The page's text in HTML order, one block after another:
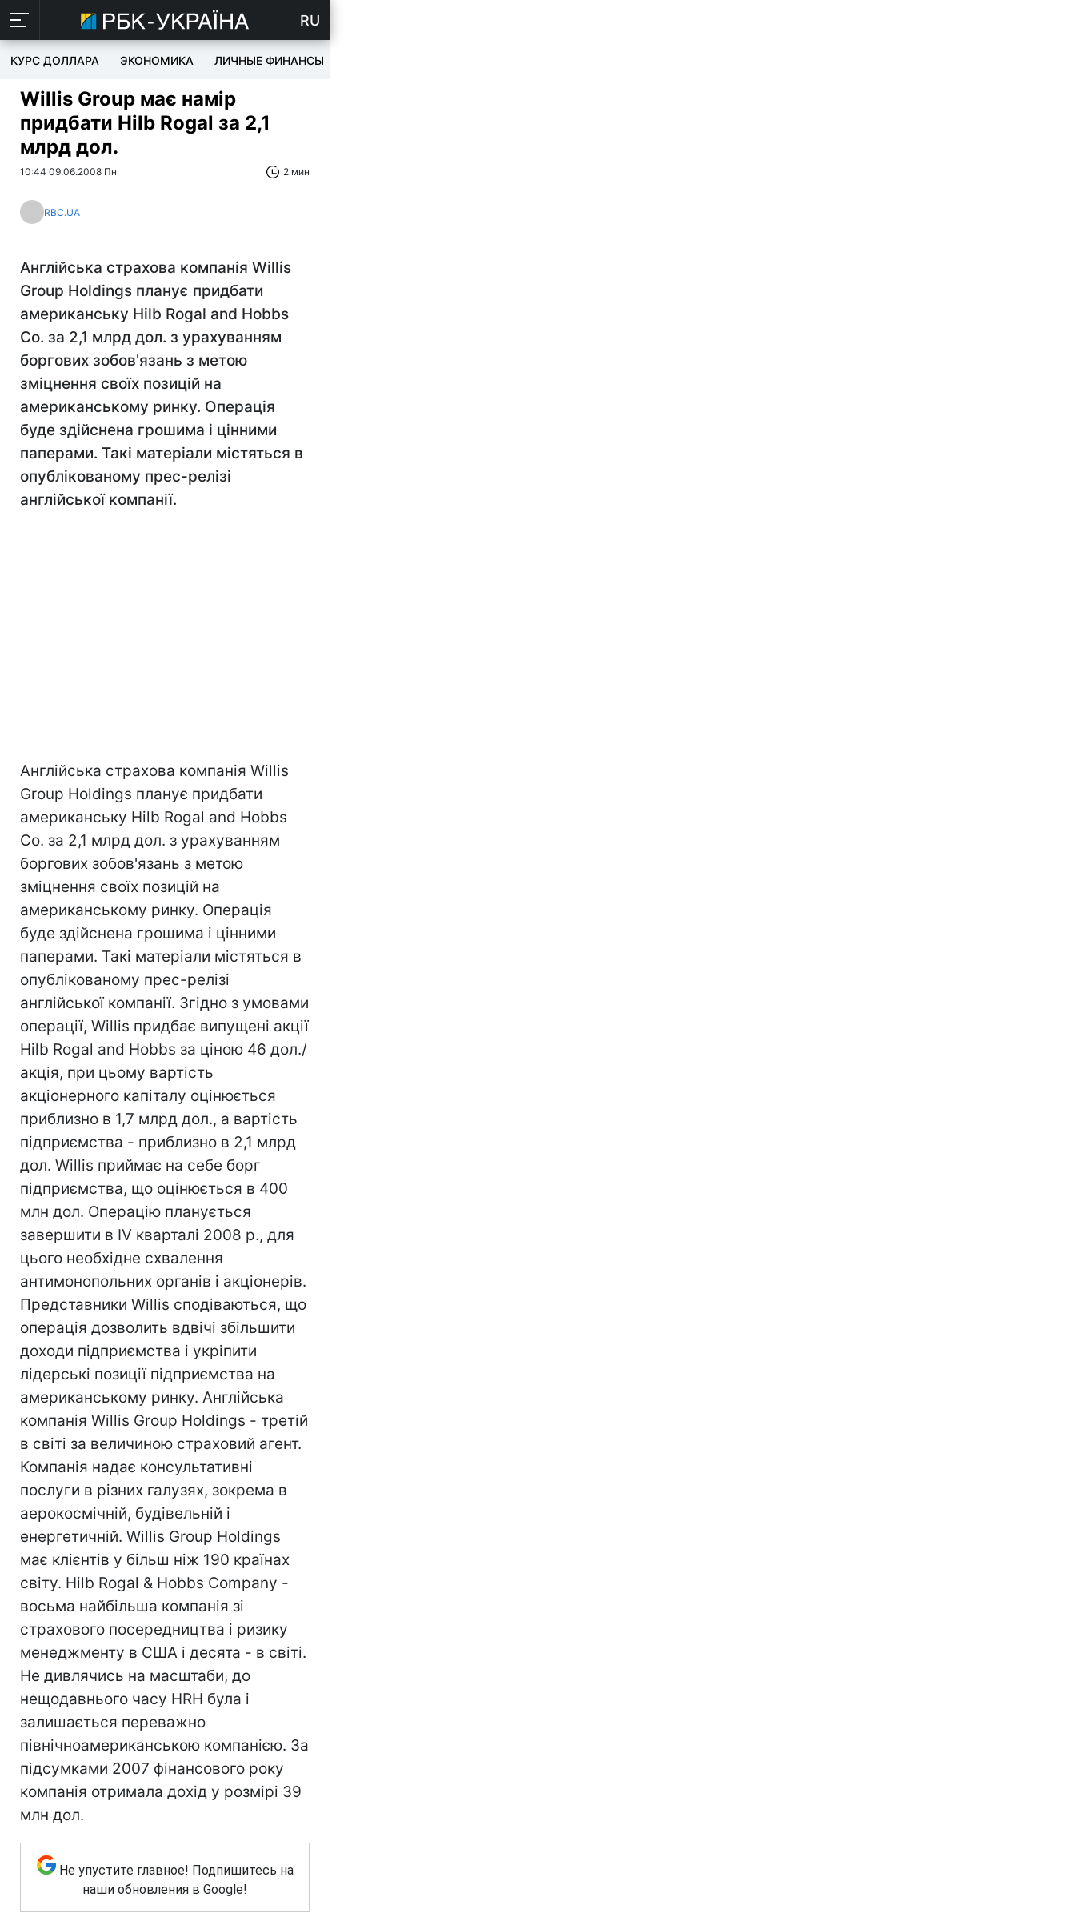
RU
КУРС ДОЛЛАРА ЭКОНОМИКА ЛИЧНЫЕ ФИНАНСЫ
Willis Group має намір
придбати Hilb Rogal за 2,1
млрд дол.
10:44 09.06.2008 Пн 2 мин
RBC.UA
Англійська страхова компанія Willis
Group Holdings планує придбати
американську Hilb Rogal and Hobbs
Co. за 2,1 млрд дол. з урахуванням
боргових зобов'язань з метою
зміцнення своїх позицій на
американському ринку. Операція
буде здійснена грошима і цінними
паперами. Такі матеріали містяться в
опублікованому прес-релізі
англійської компанії.
Англійська страхова компанія Willis
Group Holdings планує придбати
американську Hilb Rogal and Hobbs
Co. за 2,1 млрд дол. з урахуванням
боргових зобов'язань з метою
зміцнення своїх позицій на
американському ринку. Операція
буде здійснена грошима і цінними
паперами. Такі матеріали містяться в
опублікованому прес-релізі
англійської компанії. Згідно з умовами
операції, Willis придбає випущені акції
Hilb Rogal and Hobbs за ціною 46 дол./
акція, при цьому вартість
акціонерного капіталу оцінюється
приблизно в 1,7 млрд дол., а вартість
підприємства - приблизно в 2,1 млрд
дол. Willis приймає на себе борг
підприємства, що оцінюється в 400
млн дол. Операцію планується
завершити в IV кварталі 2008 р., для
цього необхідне схвалення
антимонопольних органів і акціонерів.
Представники Willis сподіваються, що
операція дозволить вдвічі збільшити
доходи підприємства і укріпити
лідерські позиції підприємства на
американському ринку. Англійська
компанія Willis Group Holdings - третій
в світі за величиною страховий агент.
Компанія надає консультативні
послуги в різних галузях, зокрема в
аерокосмічній, будівельній і
енергетичній. Willis Group Holdings
має клієнтів у більш ніж 190 країнах
світу. Hilb Rogal & Hobbs Company -
восьма найбільша компанія зі
страхового посередництва і ризику
менеджменту в США і десята - в світі.
Не дивлячись на масштаби, до
нещодавнього часу HRH була і
залишається переважно
північноамериканською компанією. За
підсумками 2007 фінансового року
компанія отримала дохід у розмірі 39
млн дол.
Не упустите главное! Подпишитесь на
наши обновления в Google!